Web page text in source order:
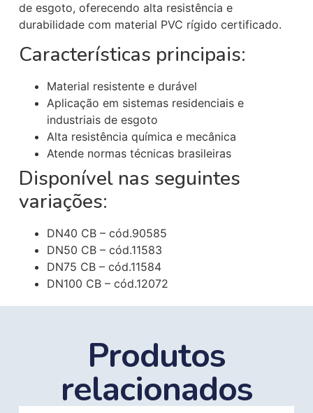
de esgoto, oferecendo alta resistência e
durabilidade com material PVC rígido certificado.
Características principais:
Material resistente e durável
Aplicação em sistemas residenciais e
industriais de esgoto
Alta resistência química e mecânica
Atende normas técnicas brasileiras
Disponível nas seguintes
variações:
DN40 CB – cód.90585
DN50 CB – cód.11583
DN75 CB – cód.11584
DN100 CB – cód.12072
Produtos
relacionados